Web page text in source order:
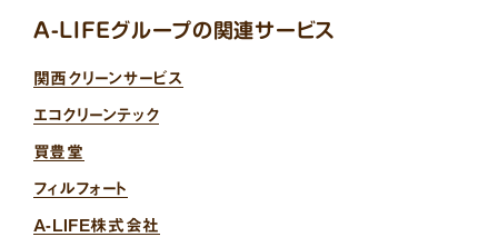
A-LIFEグループの関連サービス
関西クリーンサービス
エコクリーンテック
買豊堂
フィルフォート
A-LIFE株式会社